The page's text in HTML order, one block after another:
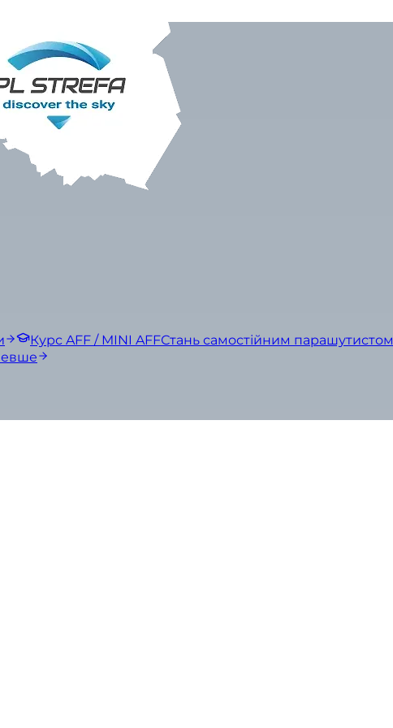
Курс AFF / MINI AFFСтань самостійним парашутистом